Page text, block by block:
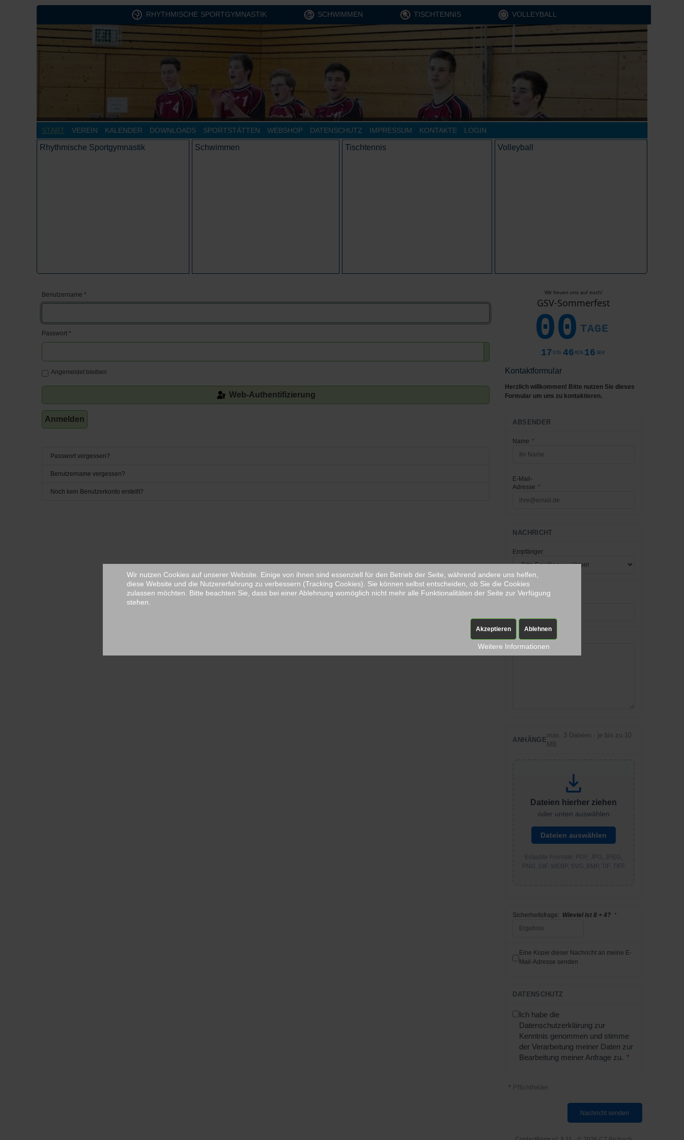
RHYTHMISCHE SPORTGYMNASTIK SCHWIMMEN TISCHTENNIS VOLLEYBALL
START VEREIN KALENDER DOWNLOADS SPORTSTÄTTEN WEBSHOP DATENSCHUTZ IMPRESSUM KONTAKTE LOGIN
Rhythmische Sportgymnastik Schwimmen Tischtennis Volleyball
Benutzername *
Passwort *
Passwort anzeigen
Angemeldet bleiben
Web-Authentifizierung
Anmelden
Passwort vergessen?
Benutzername vergessen?
Noch kein Benutzerkonto erstellt?
Wir freuen uns auf euch!
GSV-Sommerfest
00 TAGE
17 STD 46 MIN 15 SEK
Kontaktformular
Herzlich willkommen! Bitte nutzen Sie dieses
Formular um uns zu kontaktieren.
ABSENDER
Name *
E-Mail-
Adresse *
NACHRICHT
Empfänger
Betreff
[Feedback]
Nachricht*
ANHÄNGE
max. 3 Dateien · je bis zu 10
MB
Dateien hierher ziehen
oder unten auswählen
Dateien auswählen
Erlaubte Formate: PDF, JPG, JPEG,
PNG, GIF, WEBP, SVG, BMP, TIF, TIFF
Sicherheitsfrage: Wieviel ist 8 + 4? *
Eine Kopie dieser Nachricht an meine E-
Mail-Adresse senden
DATENSCHUTZ
Ich habe die
Datenschutzerklärung zur
Kenntnis genommen und stimme
der Verarbeitung meiner Daten zur
Bearbeitung meiner Anfrage zu. *
* Pflichtfelder
Nachricht senden
Wir nutzen Cookies auf unserer Website. Einige von ihnen sind essenziell für den Betrieb der Seite, während andere uns helfen,
diese Website und die Nutzererfahrung zu verbessern (Tracking Cookies). Sie können selbst entscheiden, ob Sie die Cookies
zulassen möchten. Bitte beachten Sie, dass bei einer Ablehnung womöglich nicht mehr alle Funktionalitäten der Seite zur Verfügung
stehen.
Akzeptieren Ablehnen
Weitere Informationen